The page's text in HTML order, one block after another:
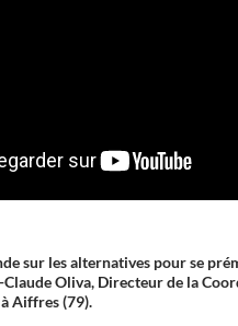
sur les alternatives pour se
Claude Oliva, Directeur de la
Aiffres (79).